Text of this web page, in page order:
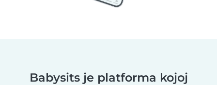
Babysits je platforma kojoj